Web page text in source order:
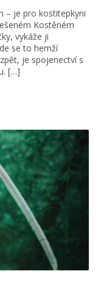
– je pro kostitepkyni
Kostěném
vykáže ji
se to hemží
je spojenectví s
[…]